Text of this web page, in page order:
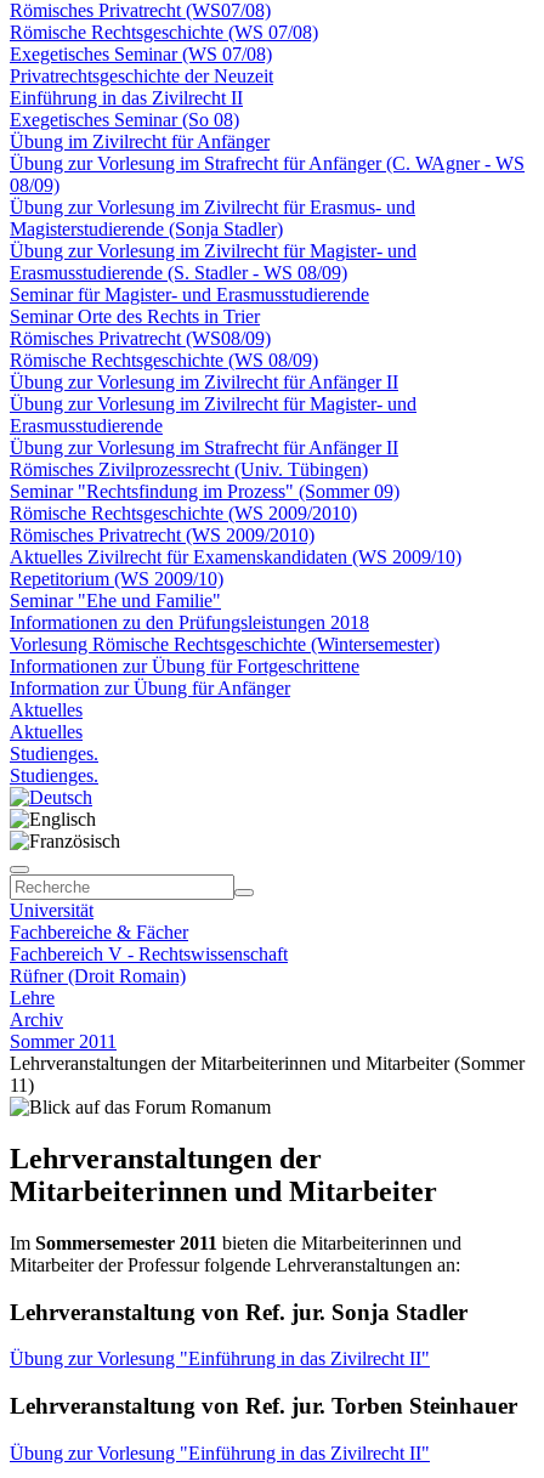
Römisches Privatrecht (WS07/08)
Römische Rechtsgeschichte (WS 07/08)
Exegetisches Seminar (WS 07/08)
Privatrechtsgeschichte der Neuzeit
Einführung in das Zivilrecht II
Exegetisches Seminar (So 08)
Übung im Zivilrecht für Anfänger
Übung zur Vorlesung im Strafrecht für Anfänger (C. WAgner - WS
08/09)
Übung zur Vorlesung im Zivilrecht für Erasmus- und
Magisterstudierende (Sonja Stadler)
Übung zur Vorlesung im Zivilrecht für Magister- und
Erasmusstudierende (S. Stadler - WS 08/09)
Seminar für Magister- und Erasmusstudierende
Seminar Orte des Rechts in Trier
Römisches Privatrecht (WS08/09)
Römische Rechtsgeschichte (WS 08/09)
Übung zur Vorlesung im Zivilrecht für Anfänger II
Übung zur Vorlesung im Zivilrecht für Magister- und
Erasmusstudierende
Übung zur Vorlesung im Strafrecht für Anfänger II
Römisches Zivilprozessrecht (Univ. Tübingen)
Seminar "Rechtsfindung im Prozess" (Sommer 09)
Römische Rechtsgeschichte (WS 2009/2010)
Römisches Privatrecht (WS 2009/2010)
Aktuelles Zivilrecht für Examenskandidaten (WS 2009/10)
Repetitorium (WS 2009/10)
Seminar "Ehe und Familie"
Informationen zu den Prüfungsleistungen 2018
Vorlesung Römische Rechtsgeschichte (Wintersemester)
Informationen zur Übung für Fortgeschrittene
Information zur Übung für Anfänger
Aktuelles
Aktuelles
Studienges.
Studienges.
Universität
Fachbereiche & Fächer
Fachbereich V - Rechtswissenschaft
Rüfner (Droit Romain)
Lehre
Archiv
Sommer 2011
Lehrveranstaltungen der Mitarbeiterinnen und Mitarbeiter (Sommer
11)
Lehrveranstaltungen der
Mitarbeiterinnen und Mitarbeiter
Im Sommersemester 2011 bieten die Mitarbeiterinnen und
Mitarbeiter der Professur folgende Lehrveranstaltungen an:
Lehrveranstaltung von Ref. jur. Sonja Stadler
Übung zur Vorlesung "Einführung in das Zivilrecht II"
Lehrveranstaltung von Ref. jur. Torben Steinhauer
Übung zur Vorlesung "Einführung in das Zivilrecht II"